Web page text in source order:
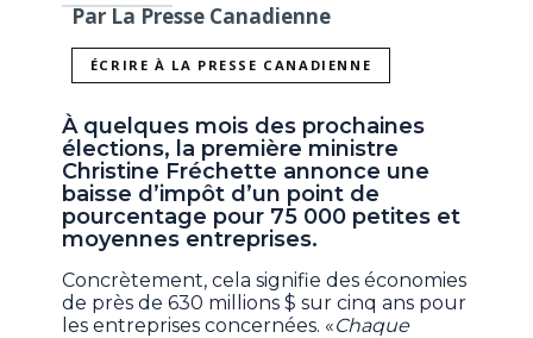
Par La Presse Canadienne
ÉCRIRE À LA PRESSE CANADIENNE
À quelques mois des prochaines
élections, la première ministre
Christine Fréchette annonce une
baisse d’impôt d’un point de
pourcentage pour 75 000 petites et
moyennes entreprises.
Concrètement, cela signifie des économies
de près de 630 millions $ sur cinq ans pour
les entreprises concernées. «Chaque